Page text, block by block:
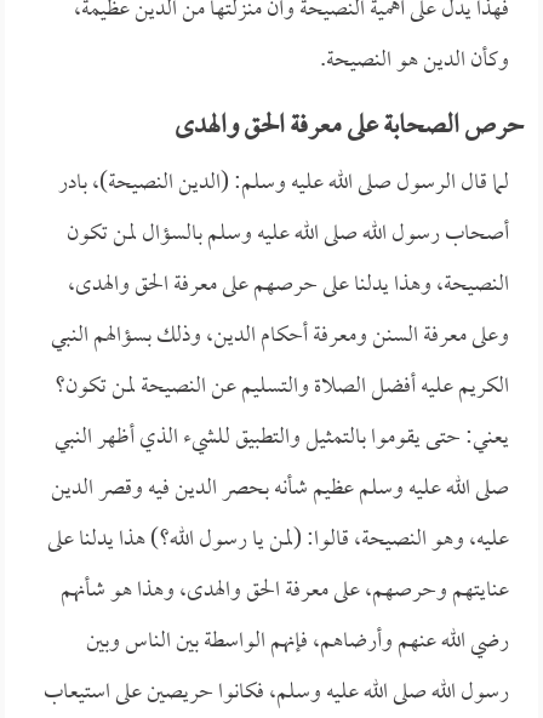
فهذا يدل على أهمية النصيحة وأن منزلتها من الدين عظيمة،
وكأن الدين هو النصيحة.
حرص الصحابة على معرفة الحق والهدى
لما قال الرسول صلى الله عليه وسلم: (الدين النصيحة)، بادر
أصحاب رسول الله صلى الله عليه وسلم بالسؤال لمن تكون
النصيحة، وهذا يدلنا على حرصهم على معرفة الحق والهدى،
وعلى معرفة السنن ومعرفة أحكام الدين، وذلك بسؤالهم النبي
الكريم عليه أفضل الصلاة والتسليم عن النصيحة لمن تكون؟
يعني: حتى يقوموا بالتمثيل والتطبيق للشيء الذي أظهر النبي
صلى الله عليه وسلم عظيم شأنه بحصر الدين فيه وقصر الدين
عليه، وهو النصيحة، قالوا: (لمن يا رسول الله؟) هذا يدلنا على
عنايتهم وحرصهم، على معرفة الحق والهدى، وهذا هو شأنهم
رضي الله عنهم وأرضاهم، فإنهم الواسطة بين الناس وبين
رسول الله صلى الله عليه وسلم، فكانوا حريصين على استيعاب